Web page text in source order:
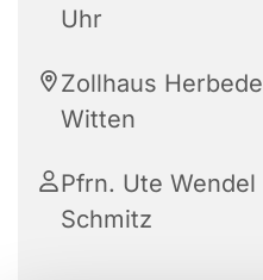
Uhr
Zollhaus
Witten
Pfrn. Ute
Schmitz